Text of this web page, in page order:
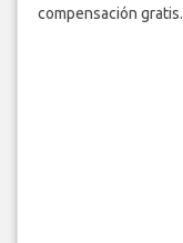
compensación gratis.